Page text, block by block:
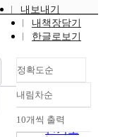
내보내기
내책장담기
한글로보기
정확도순
정확도
순
인기도
내림차순
내림차순
10개씩 출력